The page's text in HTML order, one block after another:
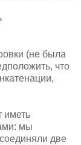
(не была
что
иметь
мы
две